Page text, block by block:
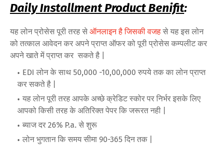
Daily Installment Product Benifit:
यह लोन प्रोसेस पूरी तरह से ऑनलाइन है जिसकी वजह से यह इस लोन
को तत्काल आवेदन कर अपने प्राप्त ऑफर को पूरी प्रोसेस कम्पलीट कर
अपने खाते में प्राप्त कर सकते है |
EDI लोन के साथ 50,000 -10,00,000 रुपये तक का लोन प्राप्त
कर सकते है |
यह लोन पूरी तरह आपके अच्छे क्रेडिट स्कोर पर निर्भर इसके लिए
आपको किसी तरह के अतिरिक्त पेपर कि जरूरत नही |
ब्याज दर 26% P.a. से शुरू
लोन भुगतान कि समय सीमा 90-365 दिन तक |